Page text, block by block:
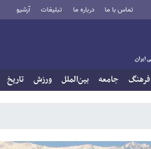
تماس با ما درباره ما تبلیغات آرشیو
فرهنگ جامعه بین‌الملل ورزش تاریخ